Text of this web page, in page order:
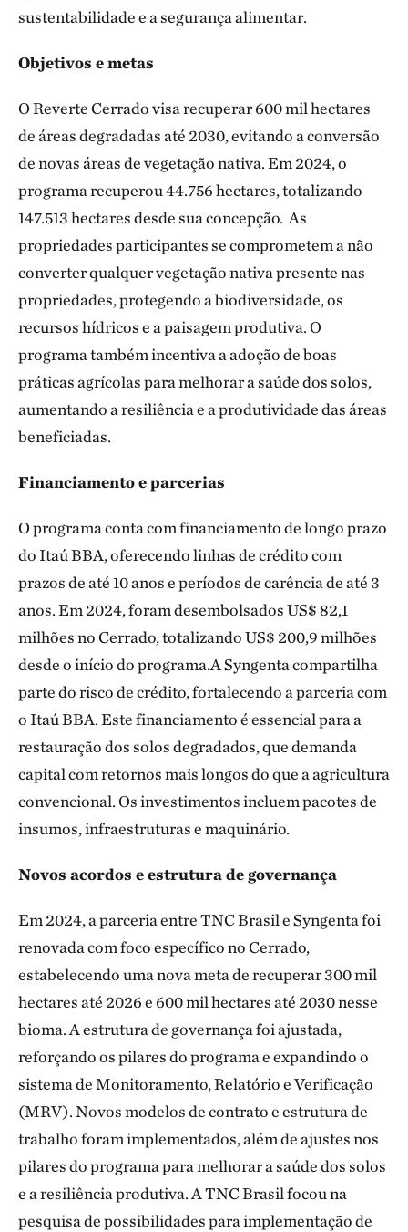
sustentabilidade e a segurança alimentar.
Objetivos e metas
O Reverte Cerrado visa recuperar 600 mil hectares
de áreas degradadas até 2030, evitando a conversão
de novas áreas de vegetação nativa. Em 2024, o
programa recuperou 44.756 hectares, totalizando
147.513 hectares desde sua concepção. As
propriedades participantes se comprometem a não
converter qualquer vegetação nativa presente nas
propriedades, protegendo a biodiversidade, os
recursos hídricos e a paisagem produtiva. O
programa também incentiva a adoção de boas
práticas agrícolas para melhorar a saúde dos solos,
aumentando a resiliência e a produtividade das áreas
beneficiadas.
Financiamento e parcerias
O programa conta com financiamento de longo prazo
do Itaú BBA, oferecendo linhas de crédito com
prazos de até 10 anos e períodos de carência de até 3
anos. Em 2024, foram desembolsados US$ 82,1
milhões no Cerrado, totalizando US$ 200,9 milhões
desde o início do programa.A Syngenta compartilha
parte do risco de crédito, fortalecendo a parceria com
o Itaú BBA. Este financiamento é essencial para a
restauração dos solos degradados, que demanda
capital com retornos mais longos do que a agricultura
convencional. Os investimentos incluem pacotes de
insumos, infraestruturas e maquinário.
Novos acordos e estrutura de governança
Em 2024, a parceria entre TNC Brasil e Syngenta foi
renovada com foco específico no Cerrado,
estabelecendo uma nova meta de recuperar 300 mil
hectares até 2026 e 600 mil hectares até 2030 nesse
bioma. A estrutura de governança foi ajustada,
reforçando os pilares do programa e expandindo o
sistema de Monitoramento, Relatório e Verificação
(MRV). Novos modelos de contrato e estrutura de
trabalho foram implementados, além de ajustes nos
pilares do programa para melhorar a saúde dos solos
e a resiliência produtiva. A TNC Brasil focou na
pesquisa de possibilidades para implementação de